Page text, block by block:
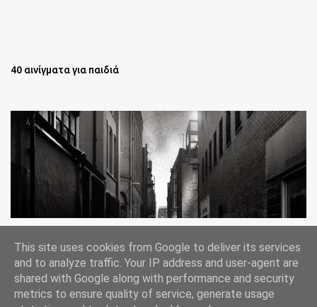
40 αινίγματα για παιδιά
Lee Jeffries
This site uses cookies from Google to deliver its services
and to analyze traffic. Your IP address and user-agent are
shared with Google along with performance and security
metrics to ensure quality of service, generate usage